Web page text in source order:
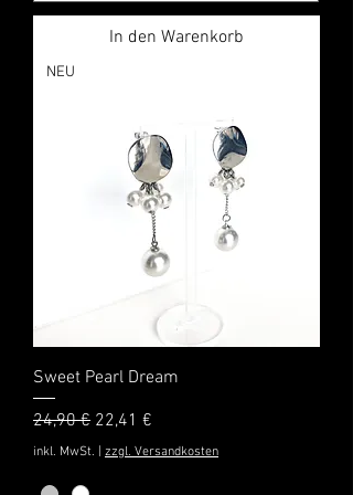
In den Warenkorb
NEU
Sweet Pearl Dream
Standardpreis
24,90 € Sale-Preis
22,41 €
inkl. MwSt. zzgl. Versandkosten